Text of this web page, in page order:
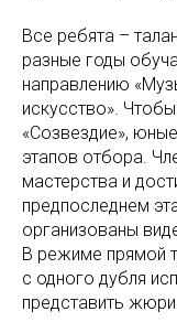
Все ребята –
разные годы
направлению
искусство».
«Созвездие»,
этапов отбора.
мастерства и
предпоследнем
организованы
В режиме прямой
с одного дубля
представить